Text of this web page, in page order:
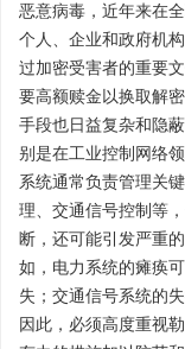
恶意病毒，近年来在
个人、企业和政府机
过加密受害者的重要
要高额赎金以换取解
手段也日益复杂和隐
别是在工业控制网络
系统通常负责管理关
理、交通信号控制等
断，还可能引发严重
如，电力系统的瘫痪
失；交通信号系统的
因此，必须高度重视